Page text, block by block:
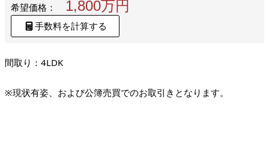
希望価格：
1,800万円
手数料を計算する
間取り：4LDK
※現状有姿、および公簿売買でのお取引きとなります。